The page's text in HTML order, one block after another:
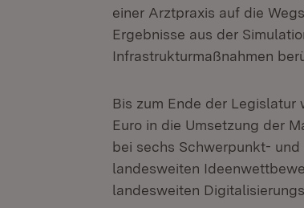
einer Arztpraxis auf die
Ergebnisse aus der
Infrastrukturmaßnahmen
Bis zum Ende der
Euro in die Umsetzung der
bei sechs Schwerpunkt-
landesweiten
landesweiten